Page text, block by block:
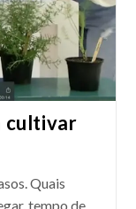
cultivar
Quais
tempo de